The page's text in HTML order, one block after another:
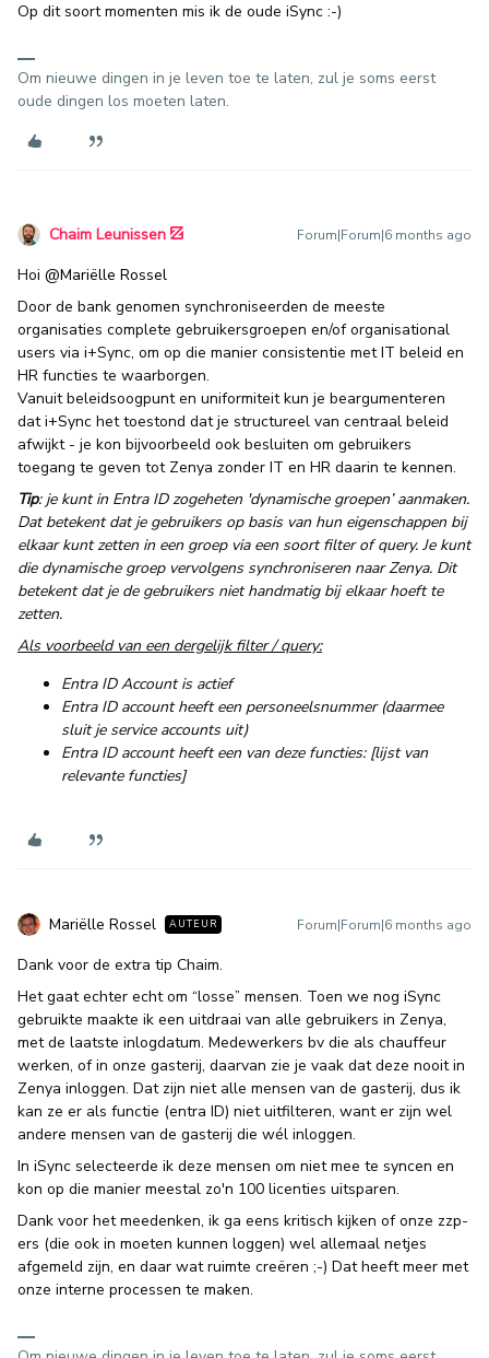
Op dit soort momenten mis ik de oude iSync :-)
Om nieuwe dingen in je leven toe te laten, zul je soms eerst
oude dingen los moeten laten.
Chaim Leunissen Forum|Forum|6 months ago
Hoi ​ @Mariëlle Rossel
Door de bank genomen synchroniseerden de meeste
organisaties complete gebruikersgroepen en/of organisational
users via i+Sync, om op die manier consistentie met IT beleid en
HR functies te waarborgen.
Vanuit beleidsoogpunt en uniformiteit kun je beargumenteren
dat i+Sync het toestond dat je structureel van centraal beleid
afwijkt - je kon bijvoorbeeld ook besluiten om gebruikers
toegang te geven tot Zenya zonder IT en HR daarin te kennen.
Tip: je kunt in Entra ID zogeheten 'dynamische groepen’ aanmaken.
Dat betekent dat je gebruikers op basis van hun eigenschappen bij
elkaar kunt zetten in een groep via een soort filter of query. Je kunt
die dynamische groep vervolgens synchroniseren naar Zenya. Dit
betekent dat je de gebruikers niet handmatig bij elkaar hoeft te
zetten.
Als voorbeeld van een dergelijk filter / query:
Entra ID Account is actief
Entra ID account heeft een personeelsnummer (daarmee
sluit je service accounts uit)
Entra ID account heeft een van deze functies: [lijst van
relevante functies]
Mariëlle Rossel AUTEUR Forum|Forum|6 months ago
Dank voor de extra tip Chaim.
Het gaat echter echt om “losse” mensen. Toen we nog iSync
gebruikte maakte ik een uitdraai van alle gebruikers in Zenya,
met de laatste inlogdatum. Medewerkers bv die als chauffeur
werken, of in onze gasterij, daarvan zie je vaak dat deze nooit in
Zenya inloggen. Dat zijn niet alle mensen van de gasterij, dus ik
kan ze er als functie (entra ID) niet uitfilteren, want er zijn wel
andere mensen van de gasterij die wél inloggen.
In iSync selecteerde ik deze mensen om niet mee te syncen en
kon op die manier meestal zo'n 100 licenties uitsparen.
Dank voor het meedenken, ik ga eens kritisch kijken of onze zzp-
ers (die ook in moeten kunnen loggen) wel allemaal netjes
afgemeld zijn, en daar wat ruimte creëren ;-) Dat heeft meer met
onze interne processen te maken.